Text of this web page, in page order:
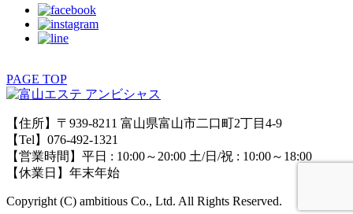
PAGE TOP
【住所】〒939-8211 富山県富山市二口町2丁目4-9
【Tel】076-492-1321
【営業時間】平日 : 10:00～20:00 土/日/祝 : 10:00～18:00
【休業日】年末年始
Copyright (C) ambitious Co., Ltd. All Rights Reserved.